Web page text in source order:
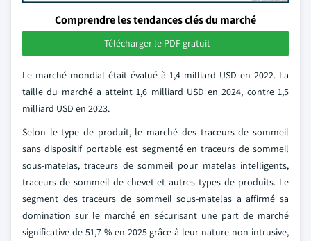
Comprendre les tendances clés du marché
Télécharger le PDF gratuit
Le marché mondial était évalué à 1,4 milliard USD en 2022. La
taille du marché a atteint 1,6 milliard USD en 2024, contre 1,5
milliard USD en 2023.
Selon le type de produit, le marché des traceurs de sommeil
sans dispositif portable est segmenté en traceurs de sommeil
sous-matelas, traceurs de sommeil pour matelas intelligents,
traceurs de sommeil de chevet et autres types de produits. Le
segment des traceurs de sommeil sous-matelas a affirmé sa
domination sur le marché en sécurisant une part de marché
significative de 51,7 % en 2025 grâce à leur nature non intrusive,